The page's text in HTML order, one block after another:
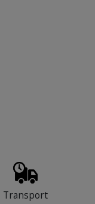
Transport